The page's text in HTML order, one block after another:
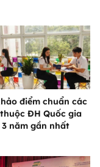
điểm chuẩn các
ĐH Quốc gia
3 năm gần nhất